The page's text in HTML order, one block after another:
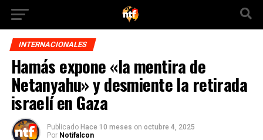
INTERNACIONALES
Hamás expone «la mentira de
Netanyahu» y desmiente la retirada
israelí en Gaza
Publicado Hace 10 meses on octubre 4, 2025
Por Notifalcon